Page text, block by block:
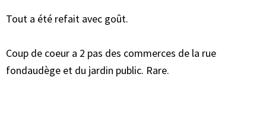
Tout a été refait avec goût.
Coup de coeur a 2 pas des commerces de la rue
fondaudège et du jardin public. Rare.